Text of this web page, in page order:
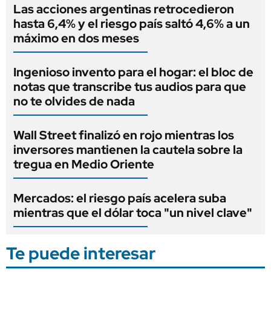
Las acciones argentinas retrocedieron
hasta 6,4% y el riesgo país saltó 4,6% a un
máximo en dos meses
Ingenioso invento para el hogar: el bloc de
notas que transcribe tus audios para que
no te olvides de nada
Wall Street finalizó en rojo mientras los
inversores mantienen la cautela sobre la
tregua en Medio Oriente
Mercados: el riesgo país acelera suba
mientras que el dólar toca "un nivel clave"
Te puede interesar